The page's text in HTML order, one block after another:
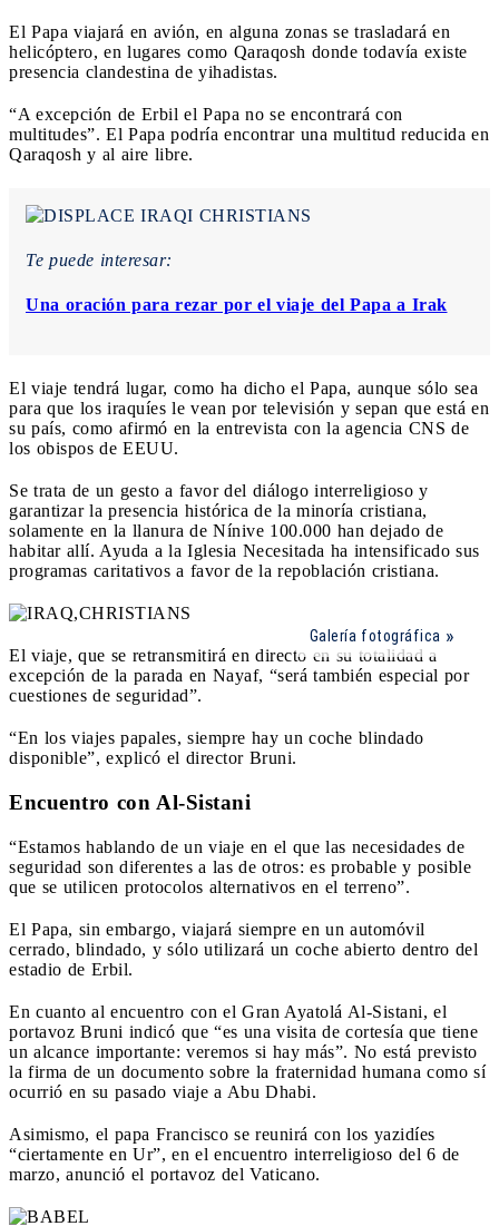
El Papa viajará en avión, en alguna zonas se trasladará en
helicóptero, en lugares como Qaraqosh donde todavía existe
presencia clandestina de yihadistas.
“A excepción de Erbil el Papa no se encontrará con
multitudes”. El Papa podría encontrar una multitud reducida en
Qaraqosh y al aire libre.
Te puede interesar:
Una oración para rezar por el viaje del Papa a Irak
El viaje tendrá lugar, como ha dicho el Papa, aunque sólo sea
para que los iraquíes le vean por televisión y sepan que está en
su país, como afirmó en la entrevista con la agencia CNS de
los obispos de EEUU.
Se trata de un gesto a favor del diálogo interreligioso y
garantizar la presencia histórica de la minoría cristiana,
solamente en la llanura de Nínive 100.000 han dejado de
habitar allí. Ayuda a la Iglesia Necesitada ha intensificado sus
programas caritativos a favor de la repoblación cristiana.
Galería fotográfica
El viaje, que se retransmitirá en directo en su totalidad a
excepción de la parada en Nayaf, “será también especial por
cuestiones de seguridad”.
“En los viajes papales, siempre hay un coche blindado
disponible”, explicó el director Bruni.
Encuentro con Al-Sistani
“Estamos hablando de un viaje en el que las necesidades de
seguridad son diferentes a las de otros: es probable y posible
que se utilicen protocolos alternativos en el terreno”.
El Papa, sin embargo, viajará siempre en un automóvil
cerrado, blindado, y sólo utilizará un coche abierto dentro del
estadio de Erbil.
En cuanto al encuentro con el Gran Ayatolá Al-Sistani, el
portavoz Bruni indicó que “es una visita de cortesía que tiene
un alcance importante: veremos si hay más”. No está previsto
la firma de un documento sobre la fraternidad humana como sí
ocurrió en su pasado viaje a Abu Dhabi.
Asimismo, el papa Francisco se reunirá con los yazidíes
“ciertamente en Ur”, en el encuentro interreligioso del 6 de
marzo, anunció el portavoz del Vaticano.